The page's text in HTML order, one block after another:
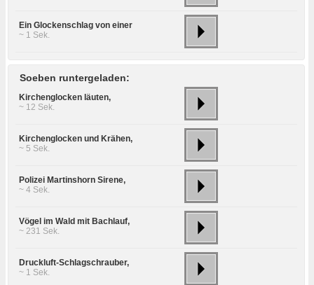
Ein Glockenschlag von einer
~ 1 Sek.
Soeben runtergeladen:
Kirchenglocken läuten,
~ 12 Sek.
Kirchenglocken und Krähen,
~ 5 Sek.
Polizei Martinshorn Sirene,
~ 4 Sek.
Vögel im Wald mit Bachlauf,
~ 231 Sek.
Druckluft-Schlagschrauber,
~ 1 Sek.